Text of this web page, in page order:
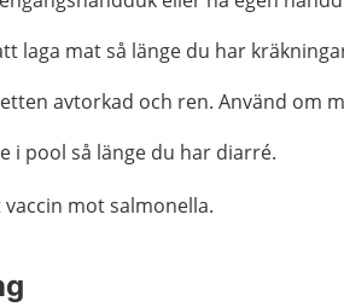
laga mat så länge du har
avtorkad och ren. Använd om
i pool så länge du har diarré.
mot salmonella.